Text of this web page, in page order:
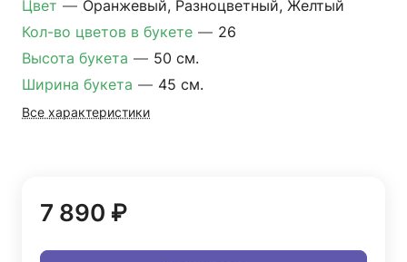
Цвет — Оранжевый, Разноцветный, Желтый
Кол-во цветов в букете — 26
Высота букета — 50 см.
Ширина букета — 45 см.
Все характеристики
7 890 ₽